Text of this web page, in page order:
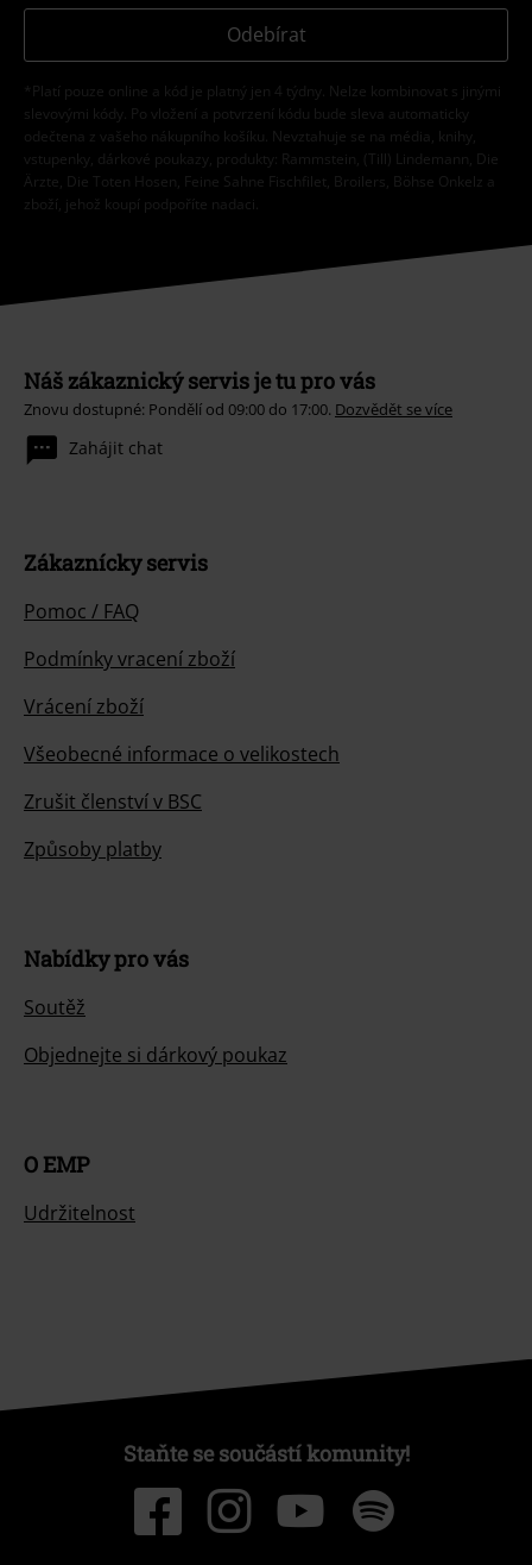
Odebírat
*Platí pouze online a kód je platný jen 4 týdny. Nelze kombinovat s jinými
slevovými kódy. Po vložení a potvrzení kódu bude sleva automaticky
odečtena z vašeho nákupního košíku. Nevztahuje se na média, knihy,
vstupenky, dárkové poukazy, produkty: Rammstein, (Till) Lindemann, Die
Ärzte, Die Toten Hosen, Feine Sahne Fischfilet, Broilers, Böhse Onkelz a
zboží, jehož koupí podpoříte nadaci.
Náš zákaznický servis je tu pro vás
Znovu dostupné: Pondělí od 09:00 do 17:00. Dozvědět se více
Zahájit chat
Zákaznícky servis
Pomoc / FAQ
Podmínky vracení zboží
Vrácení zboží
Všeobecné informace o velikostech
Zrušit členství v BSC
Způsoby platby
Nabídky pro vás
Soutěž
Objednejte si dárkový poukaz
O EMP
Udržitelnost
Staňte se součástí komunity!